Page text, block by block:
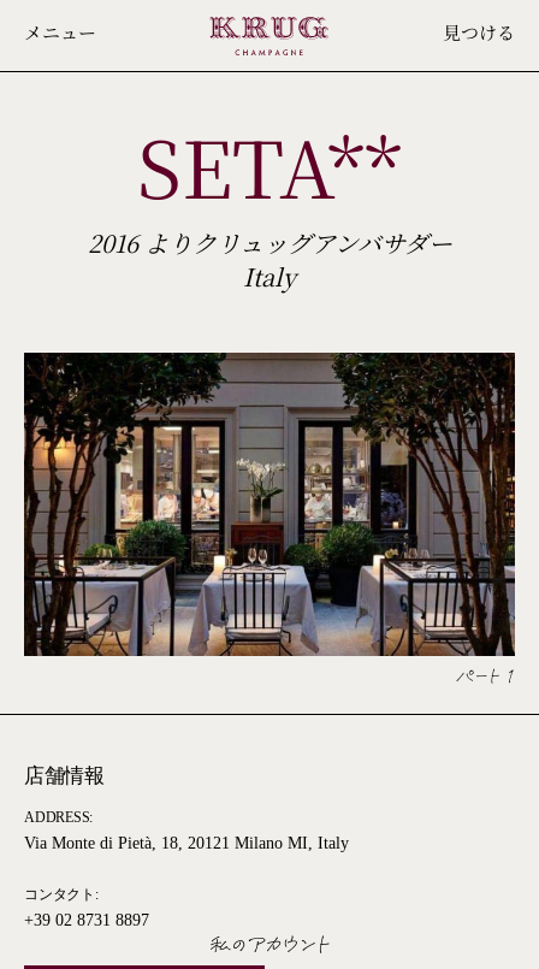
メニュー 見つける
SETA**
2016 よりクリュッグアンバサダー
Italy
パート 1
店舗情報
ADDRESS:
Via Monte di Pietà, 18, 20121 Milano MI, Italy
コンタクト:
+39 02 8731 8897
私のアカウント